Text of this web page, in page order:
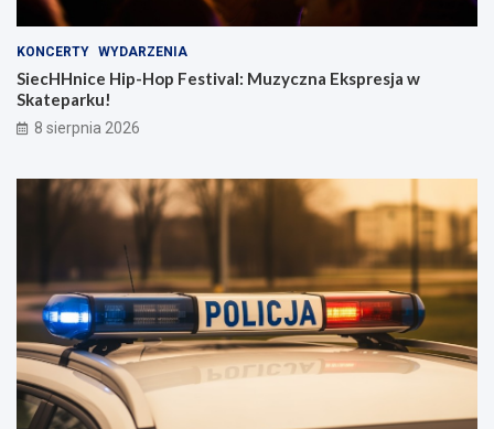
KONCERTY WYDARZENIA
SiecHHnice Hip-Hop Festival: Muzyczna Ekspresja w
Skateparku!
8 sierpnia 2026